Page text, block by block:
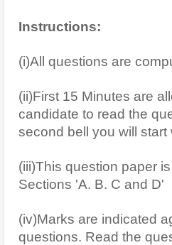
Instructions:
(i)All questions are
(ii)First 15 Minutes are
candidate to read the
second bell you will
(iii)This question paper
Sections 'A. B. C and D'
(iv)Marks are indicated
questions. Read the